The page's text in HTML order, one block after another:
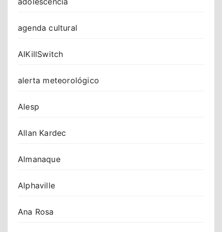
agenda cultural
AIKillSwitch
alerta meteorológico
Alesp
Allan Kardec
Almanaque
Alphaville
Ana Rosa